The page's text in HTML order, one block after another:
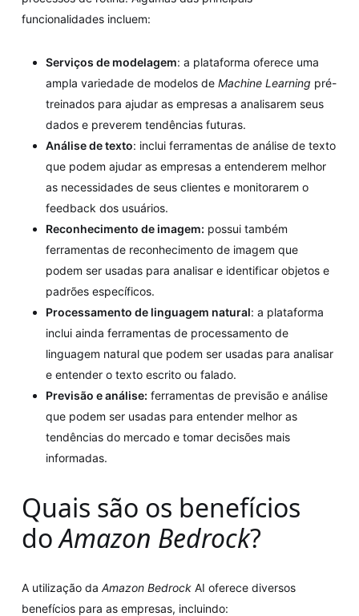
funcionalidades incluem:
Serviços de modelagem: a plataforma oferece uma
ampla variedade de modelos de Machine Learning pré-
treinados para ajudar as empresas a analisarem seus
dados e preverem tendências futuras.
Análise de texto: inclui ferramentas de análise de texto
que podem ajudar as empresas a entenderem melhor
as necessidades de seus clientes e monitorarem o
feedback dos usuários.
Reconhecimento de imagem: possui também
ferramentas de reconhecimento de imagem que
podem ser usadas para analisar e identificar objetos e
padrões específicos.
Processamento de linguagem natural: a plataforma
inclui ainda ferramentas de processamento de
linguagem natural que podem ser usadas para analisar
e entender o texto escrito ou falado.
Previsão e análise: ferramentas de previsão e análise
que podem ser usadas para entender melhor as
tendências do mercado e tomar decisões mais
informadas.
Quais são os benefícios
doAmazon Bedrock?
A utilização da Amazon BedrockAI oferece diversos
benefícios para as empresas, incluindo: